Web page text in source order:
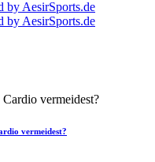
vermeidest?